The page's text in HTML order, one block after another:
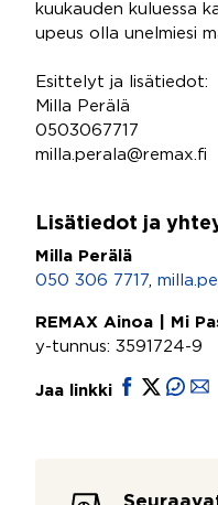
kuukauden kuluessa
upeus olla unelmiesi
Esittelyt ja lisätiedot:
Milla Perälä
0503067717
milla.perala@remax.fi
Lisätiedot ja
Milla Perälä
050 306 7717
REMAX Ainoa | Mi
y-tunnus: 3591724-9
Jaa linkki